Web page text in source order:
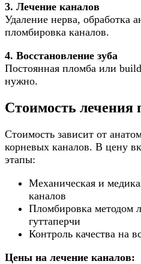
3. Лечение каналов
Удаление нерва, обработка
пломбировка каналов.
4. Восстановление зуба
Постоянная пломба или
нужно.
Стоимость лечения
Стоимость зависит от
корневых каналов. В цену
этапы:
Механическая и
каналов
Пломбировка методом
гуттаперчи
Контроль качества на
Цены на лечение каналов: